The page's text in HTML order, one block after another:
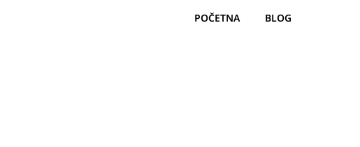
POČETNA BLOG